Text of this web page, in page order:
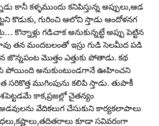
కానీ కళ్ళముందు కనిపిస్తున్న అప్పులు,ఆడ
కొడుకు, గురించి ఆలోచి స్తాడు ఆందోళనగ
గడిచాక అనుకున్నట్టే అప్పు పెట్టిన
తన మందబలంతో ఇస్రు గుడి సెలమీద పడి
జొన్నపంట మొత్తం ఎత్తుకు పోతాడు. కథ
పోయింది అనుకుంటుండగానే ఊహించని
ముగింపును కలిపి స్తాడు. తుపాకీ
కాక,ప్రజల్లో చైతన్యం
వేదికలుగ చేసుకుని కార్యకలాపాలు
కూడా సవివరంగా